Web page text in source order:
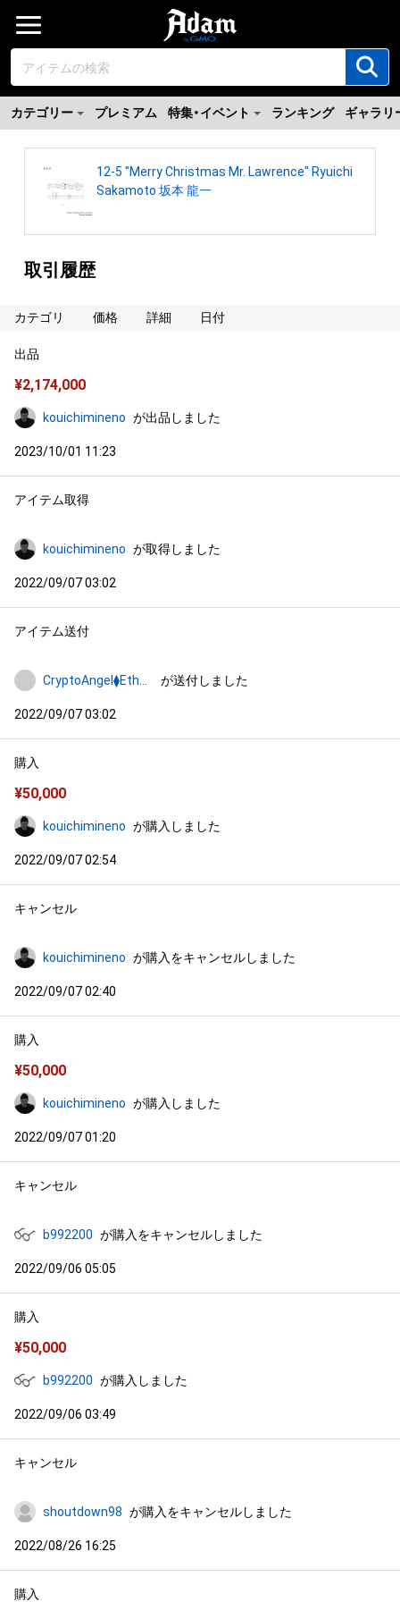
カテゴリー プレミアム 特集・イベント ランキング ギャラリ
12-5 "Merry Christmas Mr. Lawrence" Ryuichi
Sakamoto 坂本 龍一
取引履歴
カテゴリ 価格 詳細 日付
出品
¥2,174,000
kouichimineno が出品しました
2023/10/01 11:23
アイテム取得
kouichimineno が取得しました
2022/09/07 03:02
アイテム送付
が送付しました
2022/09/07 03:02
購入
¥50,000
kouichimineno が購入しました
2022/09/07 02:54
キャンセル
kouichimineno が購入をキャンセルしました
2022/09/07 02:40
購入
¥50,000
kouichimineno が購入しました
2022/09/07 01:20
キャンセル
b992200 が購入をキャンセルしました
2022/09/06 05:05
購入
¥50,000
b992200 が購入しました
2022/09/06 03:49
キャンセル
shoutdown98 が購入をキャンセルしました
2022/08/26 16:25
購入